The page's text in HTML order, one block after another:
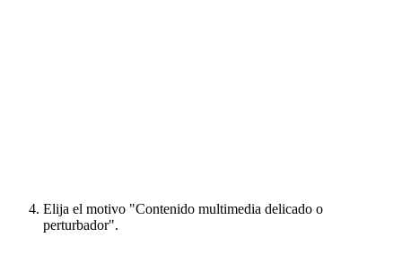
Elija el motivo "Contenido multimedia delicado o
perturbador".